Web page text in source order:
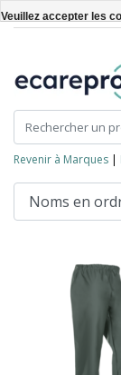
Revenir à Marques |
Veuillez accepter les